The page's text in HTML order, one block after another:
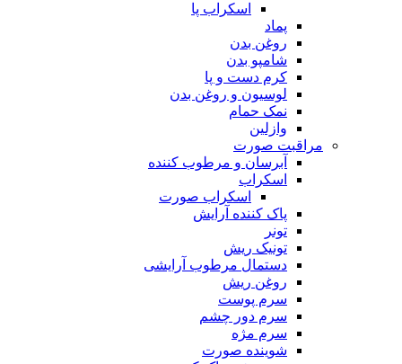
اسکراب پا
پماد
روغن بدن
شامپو بدن
کرم دست و پا
لوسیون و روغن بدن
نمک حمام
وازلین
مراقبت صورت
آبرسان و مرطوب کننده
اسکراب
اسکراب صورت
پاک کننده آرایش
تونر
تونیک ریش
دستمال مرطوب آرایشی
روغن ریش
سرم پوست
سرم دور چشم
سرم مژه
شوینده صورت